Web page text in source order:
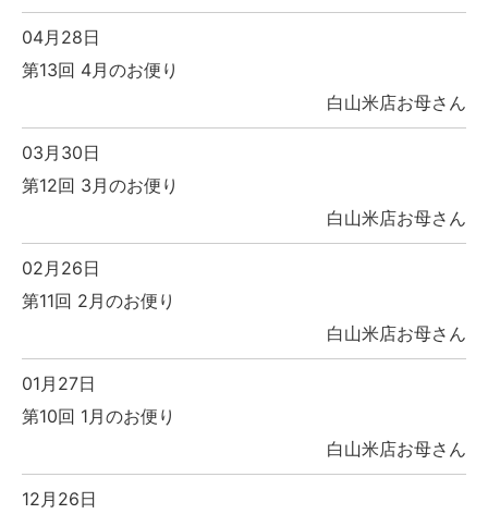
04月28日
第13回 4月のお便り
白山米店お母さん
03月30日
第12回 3月のお便り
白山米店お母さん
02月26日
第11回 2月のお便り
白山米店お母さん
01月27日
第10回 1月のお便り
白山米店お母さん
12月26日